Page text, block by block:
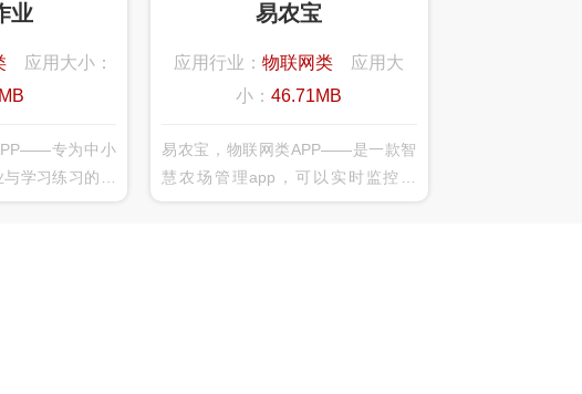
业
应用大小：
专为中小
学习练习的产
、查看完成状
易农宝
应用行业：物联网类 应用大
小：46.71MB
易农宝，物联网类APP——是一款智
慧农场管理app，可以实时监控数
据，随时查看监测动态，远程管理，